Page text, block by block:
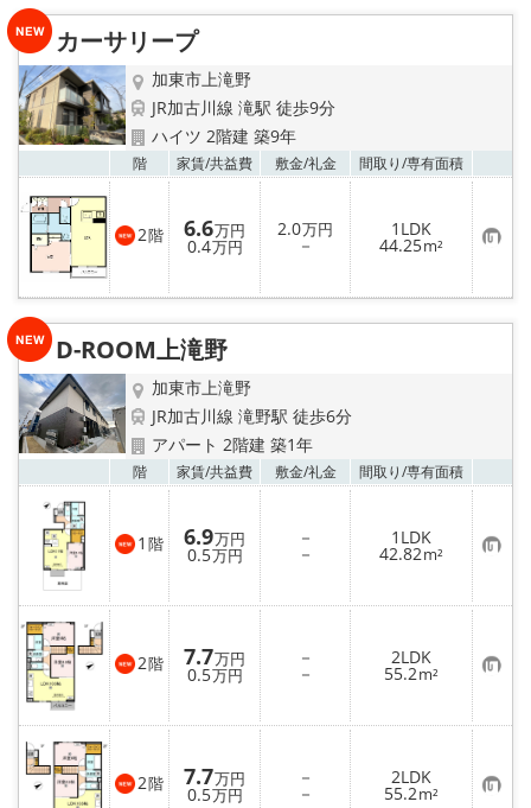
り
カーサリープ
加東市上滝野
JR加古川線 滝駅 徒歩9分
ハイツ 2階建 築9年
階 家賃/共益費 敷金/礼金 間取り/専有面積
2階 6.6万円
0.4万円
2.0万円
－
1LDK
44.25m² お
気
に
入
登
D-ROOM上滝野
加東市上滝野
JR加古川線 滝野駅 徒歩6分
アパート 2階建 築1年
階 家賃/共益費 敷金/礼金 間取り/専有面積
1 階 6.9万円
0.5万円
－
－
1LDK
42.82m² お
気
に
入
り
登
録
2階 7.7万円
0.5万円
－
－
2LDK
55.2m² お
気
に
入
り
登
録
2階 7.7万円
0.5万円
－
－
2LDK
55.2m² お